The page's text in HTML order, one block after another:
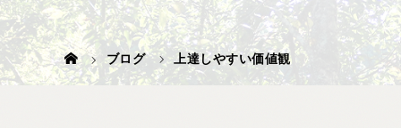
ブログ 上達しやすい価値観